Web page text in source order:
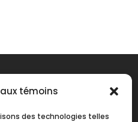
témoins
des technologies telles